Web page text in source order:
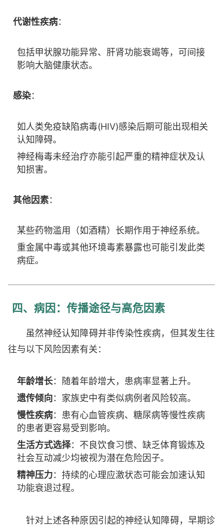
代谢性疾病：
包括甲状腺功能异常、肝肾功能衰竭等，可间接
影响大脑健康状态。
感染：
如人类免疫缺陷病毒(HIV)感染后期可能出现相关
认知障碍。
神经梅毒未经治疗亦能引起严重的精神症状及认
知损害。
其他因素：
某些药物滥用（如酒精）长期作用于神经系统。
重金属中毒或其他环境毒素暴露也可能引发此类
病症。
四、病因：传播途径与高危因素
虽然神经认知障碍并非传染性疾病，但其发生往
往与以下风险因素有关：
年龄增长：随着年龄增大，患病率显著上升。
遗传倾向：家族史中有类似病例者风险较高。
慢性疾病：患有心血管疾病、糖尿病等慢性疾病
的患者更容易受到影响。
生活方式选择：不良饮食习惯、缺乏体育锻炼及
社会互动减少均被视为潜在危险因子。
精神压力：持续的心理应激状态可能会加速认知
功能衰退过程。
针对上述各种原因引起的神经认知障碍，早期诊